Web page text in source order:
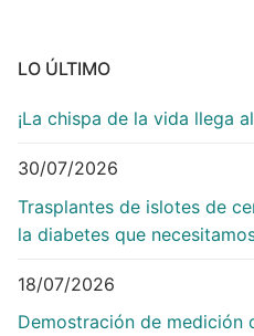
LO ÚLTIMO
¡La chispa de la vida llega
30/07/2026
Trasplantes de islotes de
la diabetes que
18/07/2026
Demostración de medición